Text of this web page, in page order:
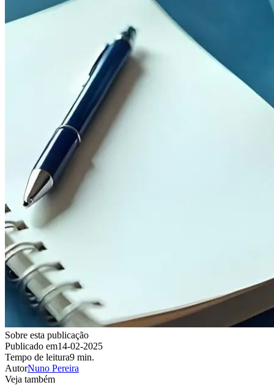
Sobre esta publicação
Publicado em14-02-2025
Tempo de leitura9 min.
AutorNuno Pereira
Veja também